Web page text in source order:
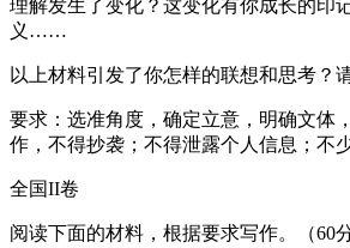
理解发生了变化？这变化有你成长的印
义……
以上材料引发了你怎样的联想和思考？
要求：选准角度，确定立意，明确文体
作，不得抄袭；不得泄露个人信息；不少
全国II卷
阅读下面的材料，根据要求写作。（60分